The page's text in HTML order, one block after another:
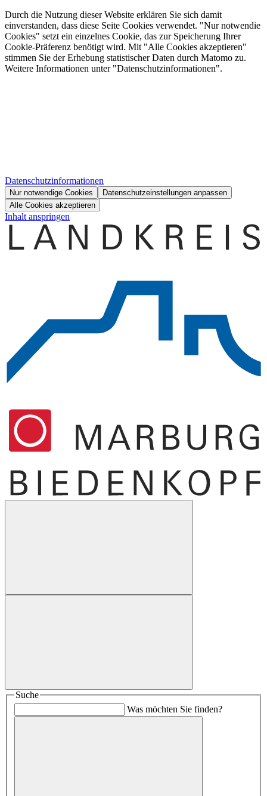
Durch die Nutzung dieser Website erklären Sie sich damit
einverstanden, dass diese Seite Cookies verwendet. "Nur notwendie
Cookies" setzt ein einzelnes Cookie, das zur Speicherung Ihrer
Cookie-Präferenz benötigt wird. Mit "Alle Cookies akzeptieren"
stimmen Sie der Erhebung statistischer Daten durch Matomo zu.
Weitere Informationen unter "Datenschutzinformationen".
Datenschutzinformationen
Nur notwendige Cookies
Datenschutzeinstellungen anpassen
Alle Cookies akzeptieren
Inhalt anspringen
Suche
Was möchten Sie finden?